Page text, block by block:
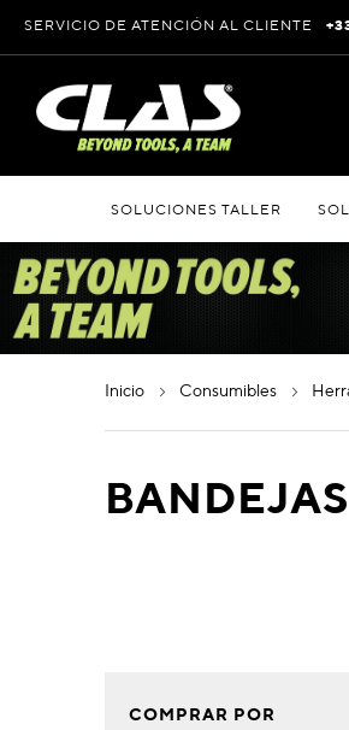
al
contenido
SERVICIO DE ATENCIÓN AL CLIENTE
SOLUCIONES TALLER
inicio consumibles
COMPRAR POR